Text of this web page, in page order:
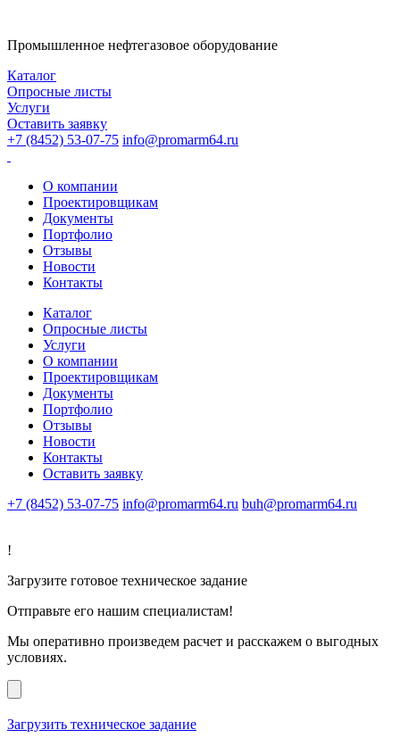
Промышленное нефтегазовое оборудование
Каталог
Опросные листы
Услуги
Оставить заявку
+7 (8452) 53-07-75 info@promarm64.ru
О компании
Проектировщикам
Документы
Портфолио
Отзывы
Новости
Контакты
Каталог
Опросные листы
Услуги
О компании
Проектировщикам
Документы
Портфолио
Отзывы
Новости
Контакты
Оставить заявку
+7 (8452) 53-07-75 info@promarm64.ru buh@promarm64.ru
!
Загрузите готовое техническое задание
Отправьте его нашим специалистам!
Мы оперативно произведем расчет и расскажем о выгодных
условиях.
Загрузить техническое задание